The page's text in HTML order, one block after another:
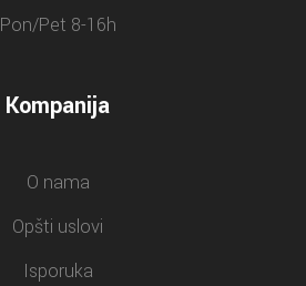
Pon/Pet 8-16h
Kompanija
O nama
Opšti uslovi
Isporuka